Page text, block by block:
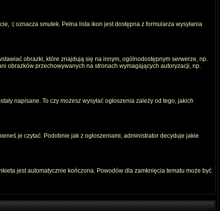
:( oznacza smutek. Pełna lista ikon jest dostępna z formularza wysyłania
obrazki, które znajdują się na innym, ogólnodostępnym serwerze, np.
obrazków przechowywanych na stronach wymagających autoryzacji, np.
napisane. To czy możesz wysyłać ogłoszenia zależy od tego, jakich
je czytać. Podobnie jak z ogłoszeniami, administrator decyduje jakie
jest automatycznie kończona. Powodów dla zamknięcia tematu może być